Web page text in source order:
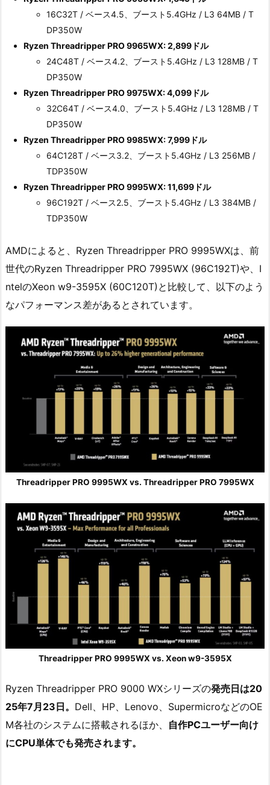
16C32T / ベース4.5、ブースト5.4GHz / L3 64MB / T
DP350W
Ryzen Threadripper PRO 9965WX: 2,899ドル
24C48T / ベース4.2、ブースト5.4GHz / L3 128MB / T
DP350W
Ryzen Threadripper PRO 9975WX: 4,099ドル
32C64T / ベース4.0、ブースト5.4GHz / L3 128MB / T
DP350W
Ryzen Threadripper PRO 9985WX: 7,999ドル
64C128T / ベース3.2、ブースト5.4GHz / L3 256MB /
TDP350W
Ryzen Threadripper PRO 9995WX: 11,699ドル
96C192T / ベース2.5、ブースト5.4GHz / L3 384MB /
TDP350W
AMDによると、Ryzen Threadripper PRO 9995WXは、前
世代のRyzen Threadripper PRO 7995WX (96C192T)や、I
ntelのXeon w9-3595X (60C120T)と比較して、以下のよう
なパフォーマンス差があるとされています。
Threadripper PRO 9995WX vs. Threadripper PRO 7995WX
Threadripper PRO 9995WX vs. Xeon w9-3595X
Ryzen Threadripper PRO 9000 WXシリーズの発売日は20
25年7月23日。 Dell、HP、Lenovo、SupermicroなどのOE
M各社のシステムに搭載されるほか、 自作PCユーザー向け
にCPU単体でも発売されます。